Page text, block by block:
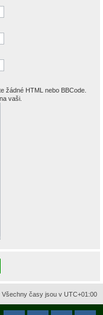
žádné HTML nebo BBCode.
vaši.
Všechny časy jsou v UTC+01:00